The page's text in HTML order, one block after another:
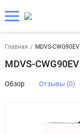
Главная / MDVS-CWG90EV
MDVS-CWG90EV
Обзор Отзывы (0)